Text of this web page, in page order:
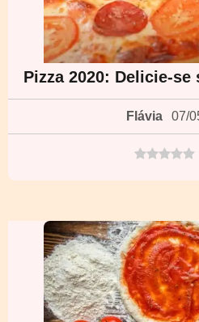
Pizza 2020: Delicie-
Flávia 07/